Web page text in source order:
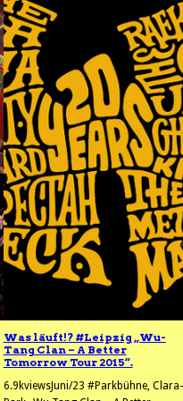
Was läuft!? #Leipzig „Wu-
Tang Clan – A Better
Tomorrow Tour 2015“.
6.9kviewsJuni/23 #Parkbühne, Clara-